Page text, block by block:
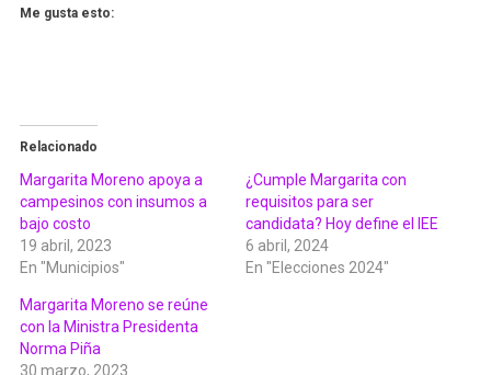
Me gusta esto:
Relacionado
Margarita Moreno apoya a
campesinos con insumos a
bajo costo
19 abril, 2023
En "Municipios"
¿Cumple Margarita con
requisitos para ser
candidata? Hoy define el IEE
6 abril, 2024
En "Elecciones 2024"
Margarita Moreno se reúne
con la Ministra Presidenta
Norma Piña
30 marzo, 2023